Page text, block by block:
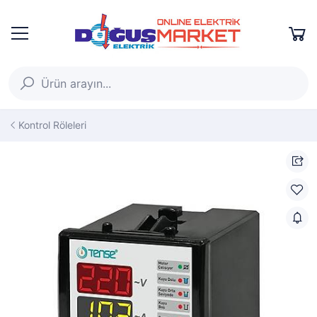
Kontrol Röleleri